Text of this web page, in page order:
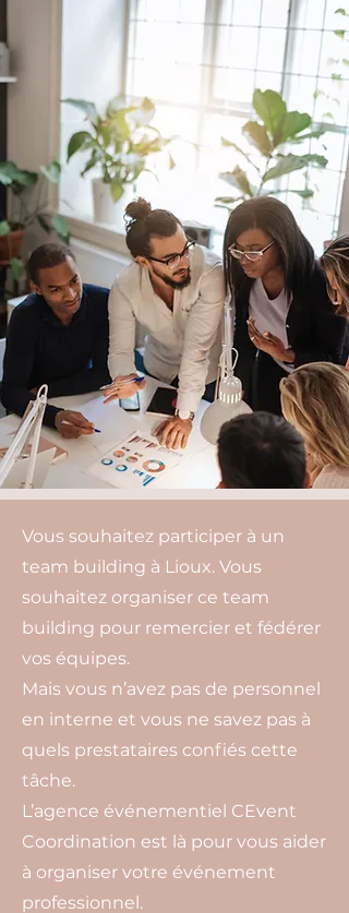
Vous souhaitez participer à un
team building à Lioux. Vous
souhaitez organiser ce team
building pour remercier et fédérer
vos équipes.
Mais vous n’avez pas de personnel
en interne et vous ne savez pas à
quels prestataires confiés cette
tâche.
L’agence événementiel CEvent
Coordination est là pour vous aider
à organiser votre événement
professionnel.